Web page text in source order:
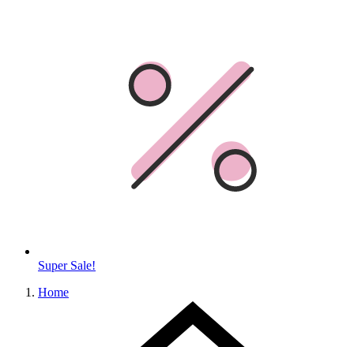
Super Sale!
Home